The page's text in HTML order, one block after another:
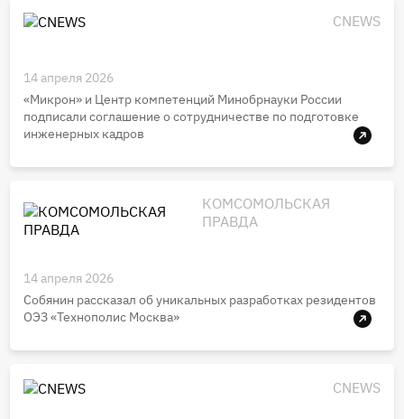
CNEWS
14 апреля 2026
«Микрон» и Центр компетенций Минобрнауки России
подписали соглашение о сотрудничестве по подготовке
инженерных кадров
КОМСОМОЛЬСКАЯ
ПРАВДА
14 апреля 2026
Собянин рассказал об уникальных разработках резидентов
ОЭЗ «Технополис Москва»
CNEWS